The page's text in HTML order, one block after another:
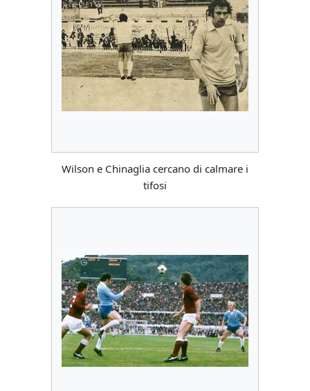
Wilson e Chinaglia cercano di calmare i
tifosi